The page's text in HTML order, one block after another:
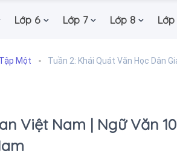
Lớp 6 Lớp 7 Lớp 8
Một Tuần 2: Khái Quát Văn Học Dân
Việt Nam | Ngữ Văn